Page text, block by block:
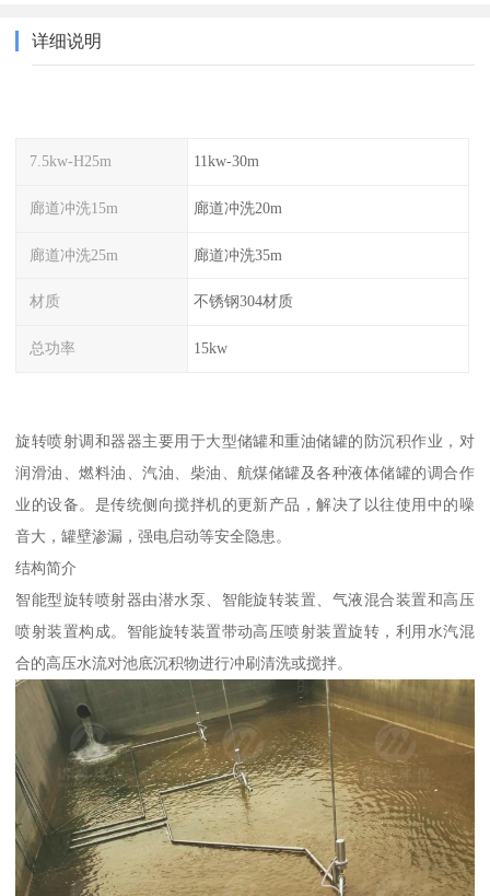
详细说明
7.5kw-H25m 11kw-30m
廊道冲洗15m 廊道冲洗20m
廊道冲洗25m 廊道冲洗35m
材质 不锈钢304材质
总功率 15kw
旋转喷射调和器器主要用于大型储罐和重油储罐的防沉积作业，对
润滑油、燃料油、汽油、柴油、航煤储罐及各种液体储罐的调合作
业的设备。是传统侧向搅拌机的更新产品，解决了以往使用中的噪
音大，罐壁渗漏，强电启动等安全隐患。
结构简介
智能型旋转喷射器由潜水泵、智能旋转装置、气液混合装置和高压
喷射装置构成。智能旋转装置带动高压喷射装置旋转，利用水汽混
合的高压水流对池底沉积物进行冲刷清洗或搅拌。